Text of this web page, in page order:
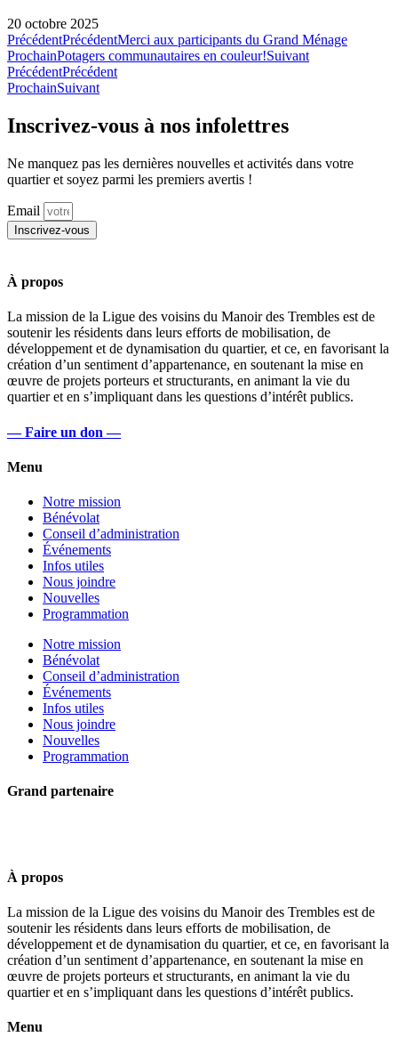
20 octobre 2025
PrécédentPrécédentMerci aux participants du Grand Ménage
ProchainPotagers communautaires en couleur!Suivant
PrécédentPrécédent
ProchainSuivant
Inscrivez-vous à nos infolettres
Ne manquez pas les dernières nouvelles et activités dans votre
quartier et soyez parmi les premiers avertis !
Email
Inscrivez-vous
À propos
La mission de la Ligue des voisins du Manoir des Trembles est de
soutenir les résidents dans leurs efforts de mobilisation, de
développement et de dynamisation du quartier, et ce, en favorisant la
création d’un sentiment d’appartenance, en soutenant la mise en
œuvre de projets porteurs et structurants, en animant la vie du
quartier et en s’impliquant dans les questions d’intérêt publics.
— Faire un don —
Menu
Notre mission
Bénévolat
Conseil d’administration
Événements
Infos utiles
Nous joindre
Nouvelles
Programmation
Notre mission
Bénévolat
Conseil d’administration
Événements
Infos utiles
Nous joindre
Nouvelles
Programmation
Grand partenaire
À propos
La mission de la Ligue des voisins du Manoir des Trembles est de
soutenir les résidents dans leurs efforts de mobilisation, de
développement et de dynamisation du quartier, et ce, en favorisant la
création d’un sentiment d’appartenance, en soutenant la mise en
œuvre de projets porteurs et structurants, en animant la vie du
quartier et en s’impliquant dans les questions d’intérêt publics.
Menu